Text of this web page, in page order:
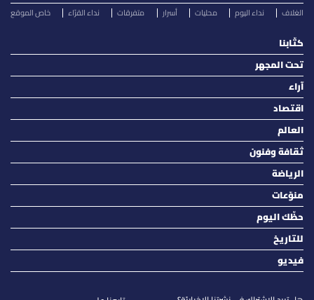
الغلاف نداء اليوم محليات أسرار متفرقات نداء القرّاء خاص الموقع
كتّابنا
تحت المجهر
آراء
اقتصاد
العالم
ثقافة وفنون
الرياضة
منوّعات
حظّك اليوم
للتاريخ
فيديو